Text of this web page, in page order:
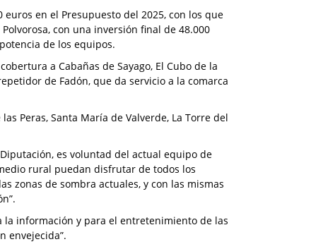
en el Presupuesto del 2025, con los que
con una inversión final de 48.000
de los equipos.
a Cabañas de Sayago, El Cubo de la
de Fadón, que da servicio a la comarca
Peras, Santa María de Valverde, La Torre del
es voluntad del actual equipo de
rural puedan disfrutar de todos los
zonas de sombra actuales, y con las mismas
la información y para el entretenimiento de las
envejecida”.